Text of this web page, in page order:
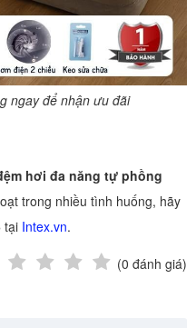
ngay để nhận ưu đãi
hơi đa năng tự phồng
trong nhiều tình huống, hãy
tại Intex.vn.
(0 đánh giá)